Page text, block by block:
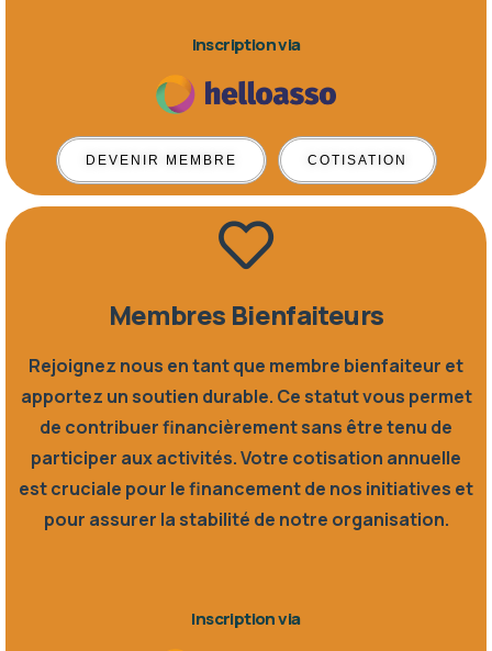
Inscription via
DEVENIR MEMBRE COTISATION
Membres Bienfaiteurs
Rejoignez nous en tant que membre bienfaiteur et
apportez un soutien durable. Ce statut vous permet
de contribuer financièrement sans être tenu de
participer aux activités. Votre cotisation annuelle
est cruciale pour le financement de nos initiatives et
pour assurer la stabilité de notre organisation.
Inscriptionvia